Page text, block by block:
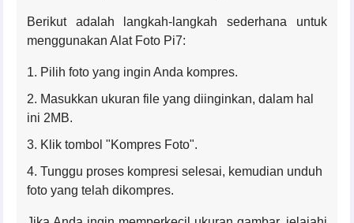
Berikut adalah langkah-langkah sederhana untuk
menggunakan Alat Foto Pi7:
Pilih foto yang ingin Anda kompres.
Masukkan ukuran file yang diinginkan, dalam hal
ini 2MB.
Klik tombol "Kompres Foto".
Tunggu proses kompresi selesai, kemudian unduh
foto yang telah dikompres.